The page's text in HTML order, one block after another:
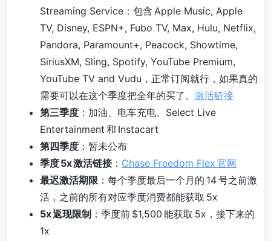
Streaming Service：包含 Apple Music, Apple
TV, Disney, ESPN+, Fubo TV, Max, Hulu, Netflix,
Pandora, Paramount+, Peacock, Showtime,
SiriusXM, Sling, Spotify, YouTube Premium,
YouTube TV and Vudu，正常订阅就行，如果真的
需要可以在这个季度把全年的买了。 激活链接
第三季度 ：加油、电车充电、Select Live
Entertainment 和 Instacart
第四季度 ：暂未公布
季度 5x 激活链接： Chase Freedom Flex 官网
最迟激活期限 ：每个季度最后一个月的 14 号之前激
活，之前的所有对应季度消费都能获取 5x
5x 返现限制 ：季度前 $1,500 能获取 5x，接下来的
1x